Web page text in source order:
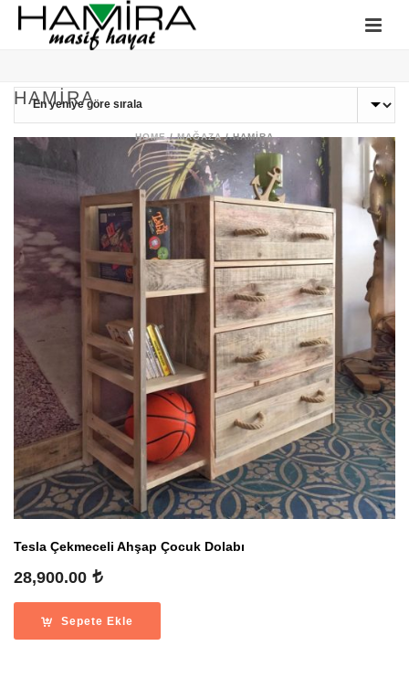
HAMIRA
HOME/MAĞAZA/HAMIRA
Tesla Çekmeceli Ahşap Çocuk Dolabı
28,900.00
Sepete Ekle